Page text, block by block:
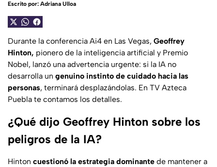
Escrito por: Adriana Ulloa
Durante la conferencia Ai4 en Las Vegas, Geoffrey
Hinton, pionero de la inteligencia artificial y Premio
Nobel, lanzó una advertencia urgente: si la IA no
desarrolla un genuino instinto de cuidado hacia las
personas, terminará desplazándolas. En TV Azteca
Puebla te contamos los detalles.
¿Qué dijo Geoffrey Hinton sobre los
peligros de la IA?
Hinton cuestionó la estrategia dominante de mantener a